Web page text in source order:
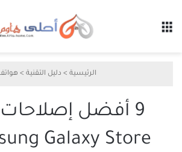
الرئيسية > دليل التقنية >
9 أفضل